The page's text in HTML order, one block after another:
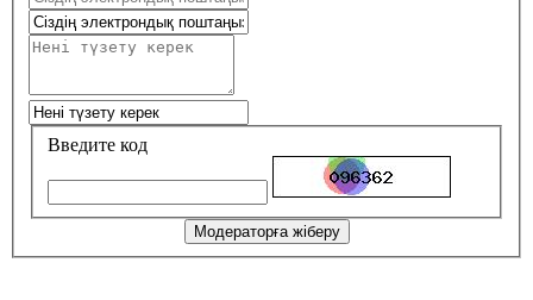
Введите код
Модераторға жіберу